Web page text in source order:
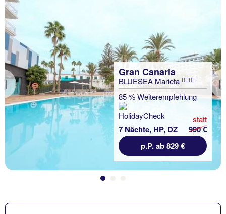
Previous
Gran Canaria
BLUESEA Marieta
85 % Weiterempfehlung
7 Nächte, HP, DZ
statt
990 €
p.P. ab 829 €